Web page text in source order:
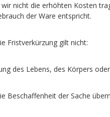
nicht die erhöhten Kosten
der Ware entspricht.
Fristverkürzung gilt nicht:
des Lebens, des Körpers
Beschaffenheit der Sache